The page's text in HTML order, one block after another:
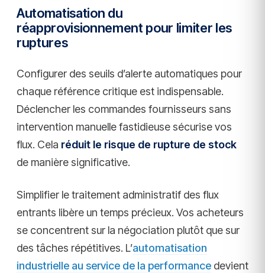
Automatisation du
réapprovisionnement pour limiter les
ruptures
Configurer des seuils d’alerte automatiques pour
chaque référence critique est indispensable.
Déclencher les commandes fournisseurs sans
intervention manuelle fastidieuse sécurise vos
flux. Cela réduit le risque de rupture de stock
de manière significative.
Simplifier le traitement administratif des flux
entrants libère un temps précieux. Vos acheteurs
se concentrent sur la négociation plutôt que sur
des tâches répétitives. L’automatisation
industrielle au service de la performance devient